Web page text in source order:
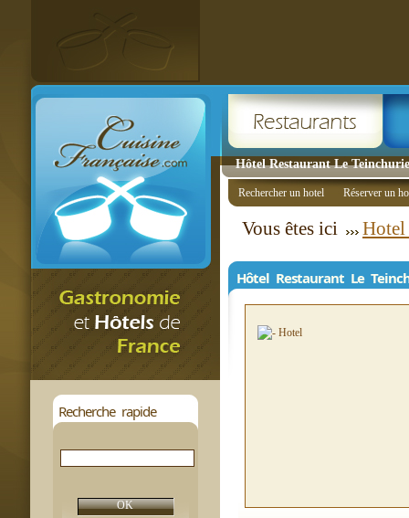
Hôtel Restaurant Le
Recherche rapide
Rechercher un hotel Réserver un
Vous êtes ici
Hôtel Restaurant Le